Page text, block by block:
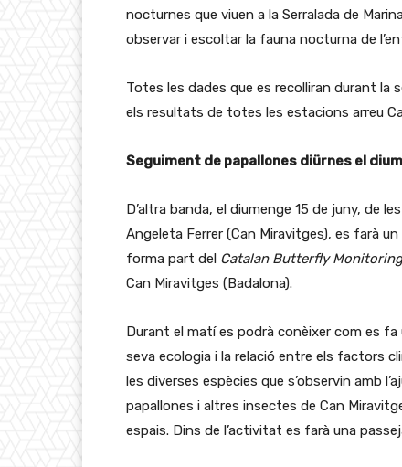
nocturnes que viuen a la Serralada de
observar i escoltar la fauna nocturna de
Totes les dades que es recolliran durant la
els resultats de totes les estacions arreu
Seguiment de papallones diürnes el
D’altra banda, el diumenge 15 de juny, de
Angeleta Ferrer (Can Miravitges), es farà
forma part del Catalan Butterfly Monitoring
Can Miravitges (Badalona).
Durant el matí es podrà conèixer com es
seva ecologia i la relació entre els factors
les diverses espècies que s’observin amb
papallones i altres insectes de Can
espais. Dins de l’activitat es farà una